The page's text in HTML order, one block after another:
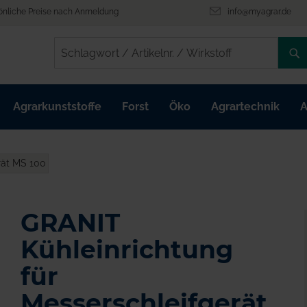
Preise nach Anmeldung info@myagrar.de
/
/
Agrarkunststoffe Forst Öko Agrartechnik
MS 100
GRANIT
Kühleinrichtung
für